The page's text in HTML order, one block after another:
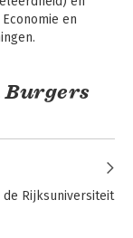
en
Burgers
de Rijksuniversiteit